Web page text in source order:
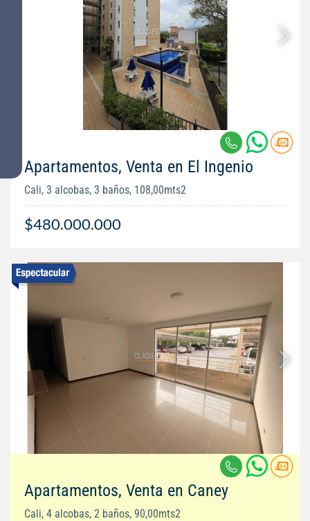
Apartamentos, Venta en El Ingenio
Cali, 3 alcobas, 3 baños, 108,00mts2
$480.000.000
Apartamentos, Venta en Caney
Cali, 4 alcobas, 2 baños, 90,00mts2